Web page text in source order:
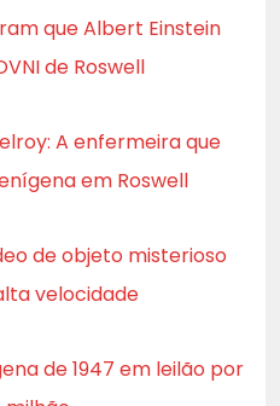
que Albert Einstein
de Roswell
A enfermeira que
em Roswell
de objeto misterioso
velocidade
de 1947 em leilão por